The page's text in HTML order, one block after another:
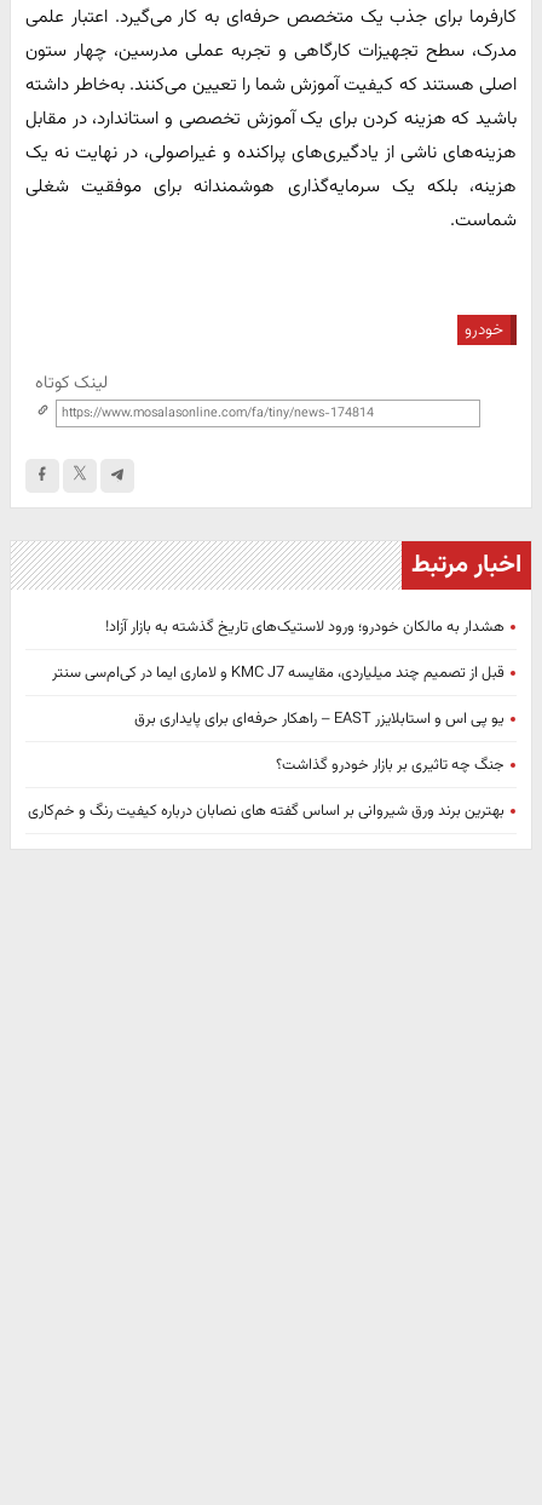
کارفرما برای جذب یک متخصص حرفه‌ای به کار می‌گیرد. اعتبار علمی
مدرک، سطح تجهیزات کارگاهی و تجربه عملی مدرسین، چهار ستون
اصلی هستند که کیفیت آموزش شما را تعیین می‌کنند. به‌خاطر داشته
باشید که هزینه کردن برای یک آموزش تخصصی و استاندارد، در مقابل
هزینه‌های ناشی از یادگیری‌های پراکنده و غیراصولی، در نهایت نه یک
هزینه، بلکه یک سرمایه‌گذاری هوشمندانه برای موفقیت شغلی
شماست.
خودرو
لینک کوتاه
اخبار مرتبط
هشدار به مالکان خودرو؛ ورود لاستیک‌های تاریخ گذشته به بازار آزاد!
قبل از تصمیم چند میلیاردی، مقایسه KMC J7 و لاماری ایما در کی‌ام‌سی سنتر
یو پی اس و استابلایزر EAST – راهکار حرفه‌ای برای پایداری برق
جنگ چه تاثیری بر بازار خودرو گذاشت؟
بهترین برند ورق شیروانی بر اساس گفته های نصابان درباره کیفیت رنگ و خم‌کاری